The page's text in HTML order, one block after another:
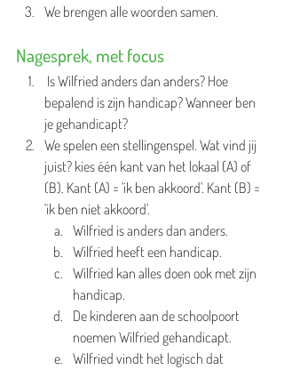
We brengen alle woorden samen.
Nagesprek, met focus
bepalend is zijn handicap? Wanneer ben
je gehandicapt?
We spelen een stellingenspel. Wat vind jij
juist? kies één kant van het lokaal (A) of
(B). Kant (A) = 'ik ben akkoord'. Kant (B) =
'ik ben niet akkoord'.
Wilfried is anders dan anders.
Wilfried heeft een handicap.
Wilfried kan alles doen ook met zijn
handicap.
De kinderen aan de schoolpoort
noemen Wilfried gehandicapt.
Wilfried vindt het logisch dat